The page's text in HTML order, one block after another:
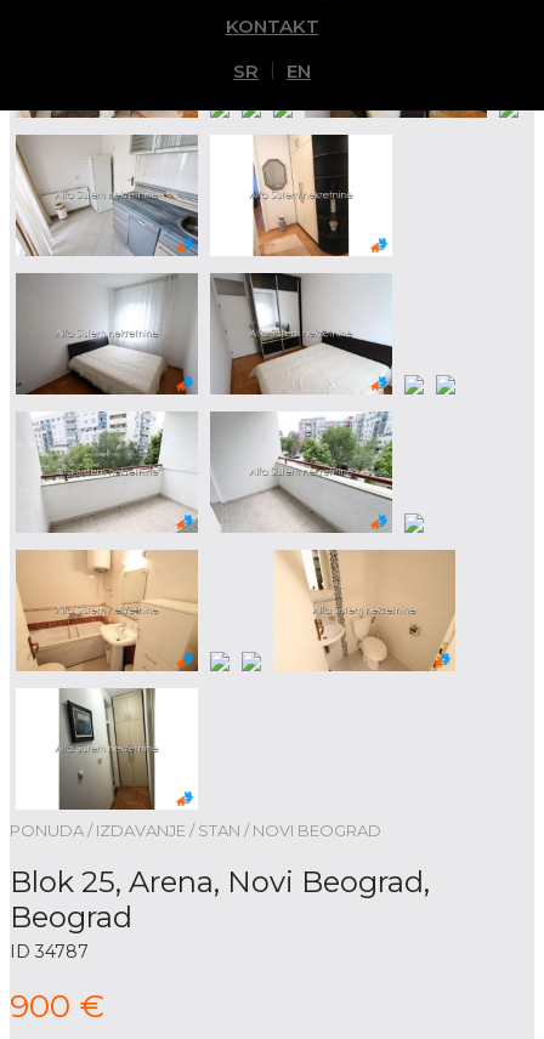
KONTAKT
SR
| EN
PONUDA / IZDAVANJE / STAN / NOVI BEOGRAD
Blok 25, Arena, Novi Beograd,
Beograd
ID 34787
900 €